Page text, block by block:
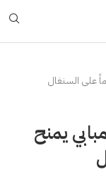
على السنغال
يمنح